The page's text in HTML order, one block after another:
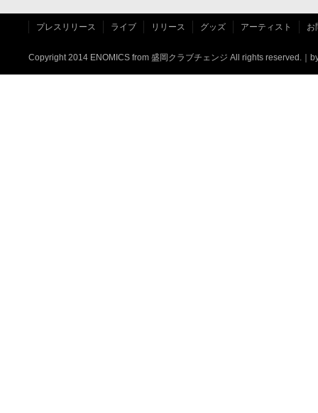
プレスリリース ライブ リリース グッズ アーティスト お
Copyright 2014 ENOMICS from 盛岡クラブチェンジ All rights reserved.｜